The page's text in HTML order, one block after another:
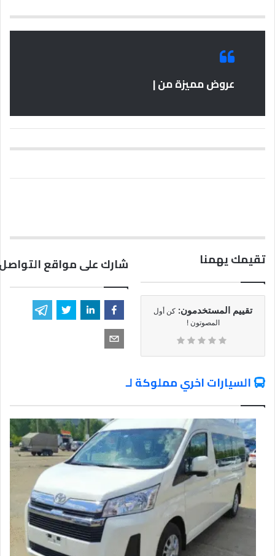
عروض مميزة من |
تقيمك يهمنا
تقييم المستخدمون: كن أول
المصوتون !
شارك على مواقع
السيارات اخري مملوكة لـ